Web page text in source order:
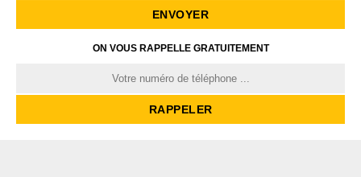
ON VOUS RAPPELLE GRATUITEMENT